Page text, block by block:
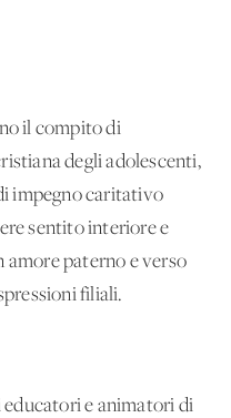
il compito di
degli adolescenti,
impegno caritativo
sentito interiore e
amore paterno e verso
filiali.
educatori e animatori di